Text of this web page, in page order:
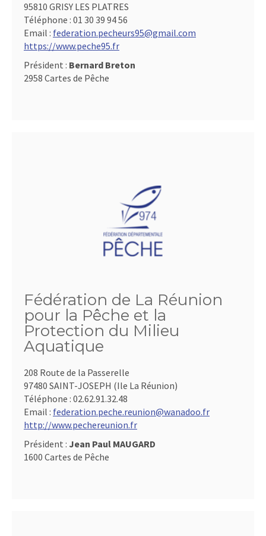
95810 GRISY LES PLATRES
Téléphone : 01 30 39 94 56
Email : federation.pecheurs95@gmail.com
https://www.peche95.fr
Président : Bernard Breton
2958 Cartes de Pêche
Fédération de La Réunion
pour la Pêche et la
Protection du Milieu
Aquatique
208 Route de la Passerelle
97480 SAINT-JOSEPH (Ile La Réunion)
Téléphone : 02.62.91.32.48
Email : federation.peche.reunion@wanadoo.fr
http://www.pechereunion.fr
Président : Jean Paul MAUGARD
1600 Cartes de Pêche